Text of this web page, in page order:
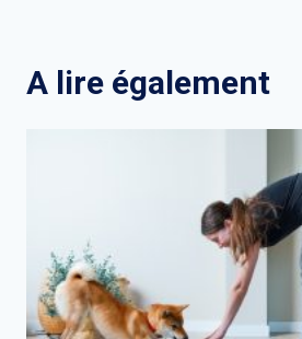
A lire également